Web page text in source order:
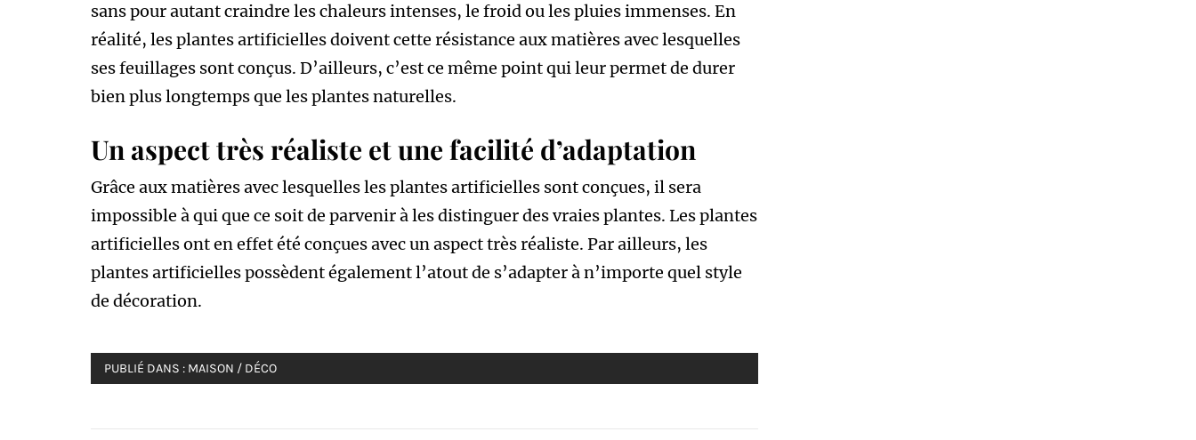
sans pour autant craindre les chaleurs intenses, le froid ou les pluies immenses. En
réalité, les plantes artificielles doivent cette résistance aux matières avec lesquelles
ses feuillages sont conçus. D’ailleurs, c’est ce même point qui leur permet de durer
bien plus longtemps que les plantes naturelles.
Un aspect très réaliste et une facilité d’adaptation
Grâce aux matières avec lesquelles les plantes artificielles sont conçues, il sera
impossible à qui que ce soit de parvenir à les distinguer des vraies plantes. Les plantes
artificielles ont en effet été conçues avec un aspect très réaliste. Par ailleurs, les
plantes artificielles possèdent également l’atout de s’adapter à n’importe quel style
de décoration.
PUBLIÉ DANS : MAISON / DÉCO